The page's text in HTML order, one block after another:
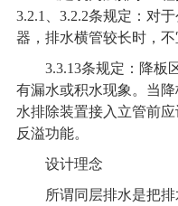
3.2.1、3.2.2条规定：对
器，排水横管较长时，不
3.3.13条规定：降板
有漏水或积水现象。当
水排除装置接入立管前
反溢功能。
设计理念
所谓同层排水是把